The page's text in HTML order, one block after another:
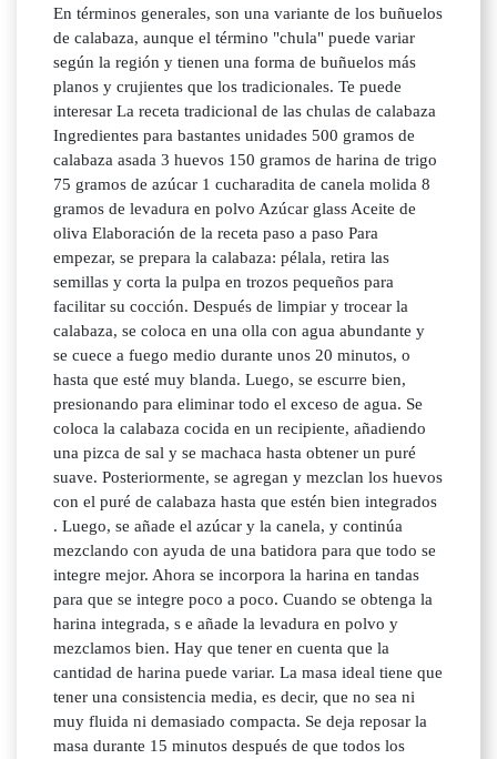
En términos generales, son una variante de los buñuelos
de calabaza, aunque el término "chula" puede variar
según la región y tienen una forma de buñuelos más
planos y crujientes que los tradicionales. Te puede
interesar La receta tradicional de las chulas de calabaza
Ingredientes para bastantes unidades 500 gramos de
calabaza asada 3 huevos 150 gramos de harina de trigo
75 gramos de azúcar 1 cucharadita de canela molida 8
gramos de levadura en polvo Azúcar glass Aceite de
oliva Elaboración de la receta paso a paso Para
empezar, se prepara la calabaza: pélala, retira las
semillas y corta la pulpa en trozos pequeños para
facilitar su cocción. Después de limpiar y trocear la
calabaza, se coloca en una olla con agua abundante y
se cuece a fuego medio durante unos 20 minutos, o
hasta que esté muy blanda. Luego, se escurre bien,
presionando para eliminar todo el exceso de agua. Se
coloca la calabaza cocida en un recipiente, añadiendo
una pizca de sal y se machaca hasta obtener un puré
suave. Posteriormente, se agregan y mezclan los huevos
con el puré de calabaza hasta que estén bien integrados
. Luego, se añade el azúcar y la canela, y continúa
mezclando con ayuda de una batidora para que todo se
integre mejor. Ahora se incorpora la harina en tandas
para que se integre poco a poco. Cuando se obtenga la
harina integrada, s e añade la levadura en polvo y
mezclamos bien. Hay que tener en cuenta que la
cantidad de harina puede variar. La masa ideal tiene que
tener una consistencia media, es decir, que no sea ni
muy fluida ni demasiado compacta. Se deja reposar la
masa durante 15 minutos después de que todos los